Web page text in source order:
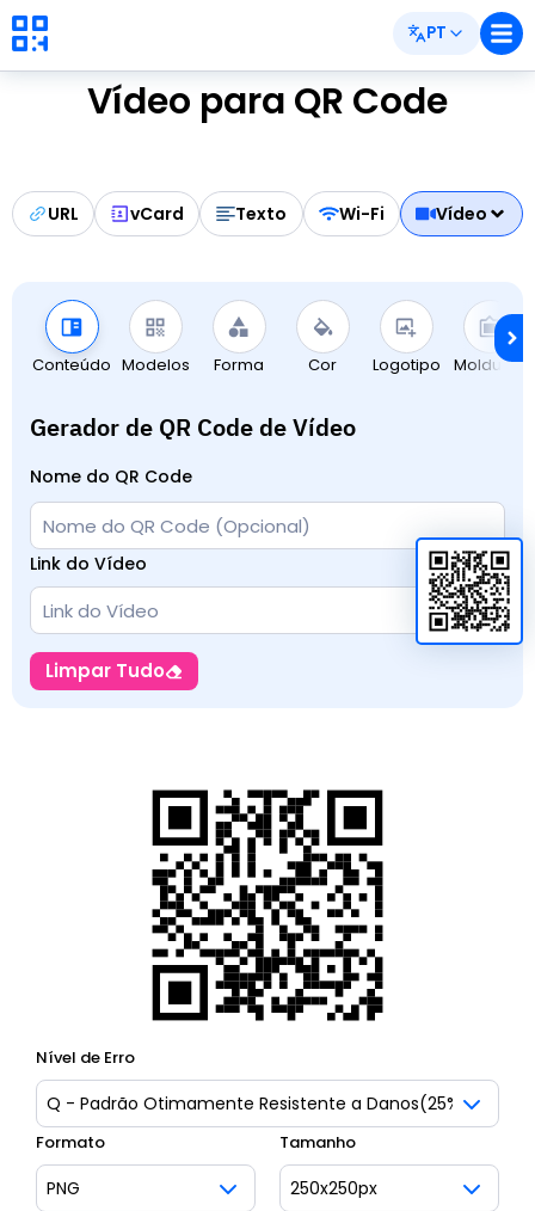
PT
Vídeo para QR Code
URL vCard Texto Wi-Fi Vídeo
Conteúdo Modelos Forma Cor Logotipo Molduras
Gerador de QR Code de Vídeo
Nome do QR Code
Link do Vídeo
Limpar Tudo
Nível de Erro
Formato Tamanho